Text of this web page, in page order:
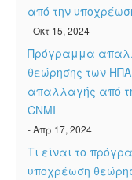
από την
- Οκτ 15, 2024
Πρόγραμμα
θεώρησης των
απαλλαγής από
CNMI
- Απρ 17, 2024
Τι είναι το
υποχρέωση